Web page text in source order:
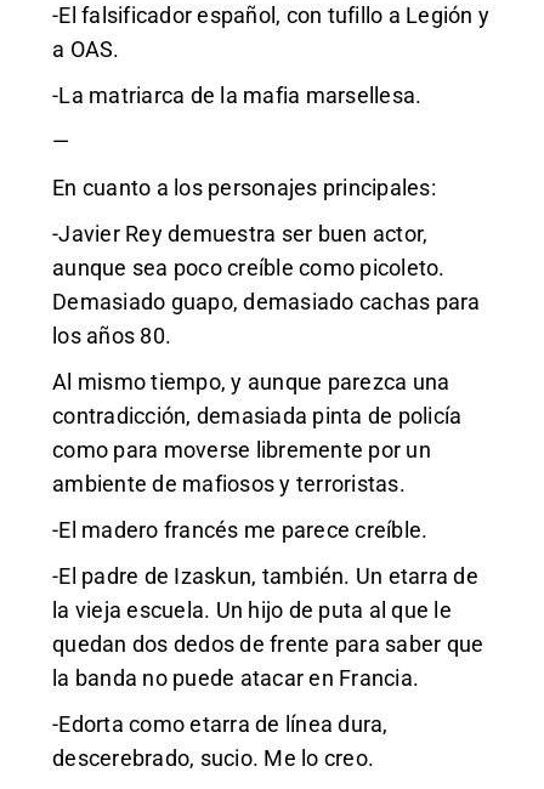
-El falsificador español, con tufillo a Legión y
a OAS.
-La matriarca de la mafia marsellesa.
—
En cuanto a los personajes principales:
-Javier Rey demuestra ser buen actor,
aunque sea poco creíble como picoleto.
Demasiado guapo, demasiado cachas para
los años 80.
Al mismo tiempo, y aunque parezca una
contradicción, demasiada pinta de policía
como para moverse libremente por un
ambiente de mafiosos y terroristas.
-El madero francés me parece creíble.
-El padre de Izaskun, también. Un etarra de
la vieja escuela. Un hijo de puta al que le
quedan dos dedos de frente para saber que
la banda no puede atacar en Francia.
-Edorta como etarra de línea dura,
descerebrado, sucio. Me lo creo.